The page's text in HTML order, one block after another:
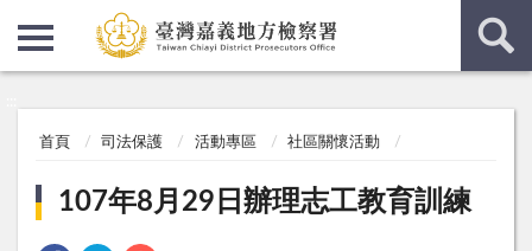
首頁 司法保護 活動專區 社區關懷活動
107年8月29日辦理志工教育訓練